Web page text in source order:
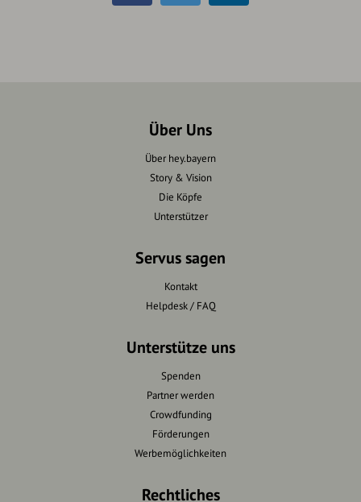
Über Uns
Über hey.bayern
Story & Vision
Die Köpfe
Unterstützer
Servus sagen
Kontakt
Helpdesk / FAQ
Unterstütze uns
Spenden
Partner werden
Crowdfunding
Förderungen
Werbemöglichkeiten
Rechtliches